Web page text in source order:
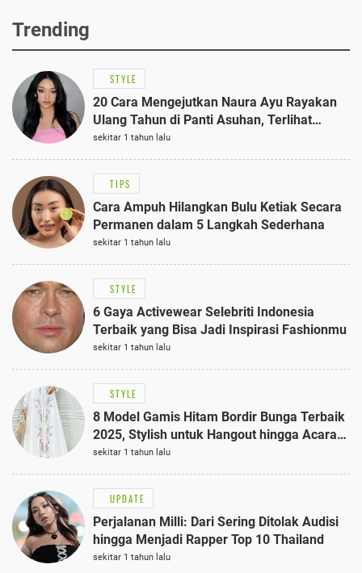
Trending
STYLE
20 Cara Mengejutkan Naura Ayu Rayakan
Ulang Tahun di Panti Asuhan, Terlihat
Anggun dengan Kaftan Cokelat
sekitar 1 tahun lalu
TIPS
Cara Ampuh Hilangkan Bulu Ketiak Secara
Permanen dalam 5 Langkah Sederhana
sekitar 1 tahun lalu
STYLE
6 Gaya Activewear Selebriti Indonesia
Terbaik yang Bisa Jadi Inspirasi Fashionmu
sekitar 1 tahun lalu
STYLE
8 Model Gamis Hitam Bordir Bunga Terbaik
2025, Stylish untuk Hangout hingga Acara
Semi-Formal
sekitar 1 tahun lalu
UPDATE
Perjalanan Milli: Dari Sering Ditolak Audisi
hingga Menjadi Rapper Top 10 Thailand
sekitar 1 tahun lalu